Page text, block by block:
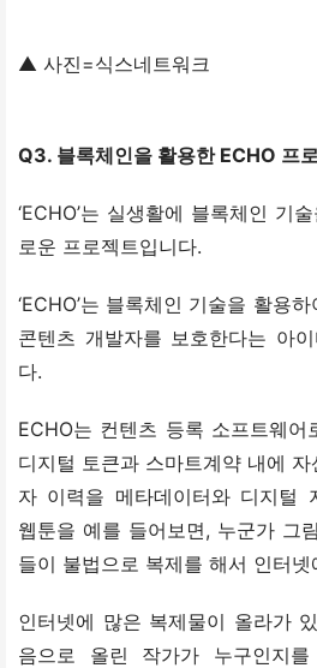
▲ 사진=식스네트워크
Q3. 블록체인을 활용한 ECHO 프
‘ECHO’는 실생활에 블록체인 기
로운 프로젝트입니다.
‘ECHO’는 블록체인 기술을 활용
콘텐츠 개발자를 보호한다는 아
다.
ECHO는 컨텐츠 등록 소프트웨어
디지털 토큰과 스마트계약 내에
자 이력을 메타데이터와 디지털
웹툰을 예를 들어보면, 누군가 그
들이 불법으로 복제를 해서 인터넷
인터넷에 많은 복제물이 올라가
음으로 올린 작가가 누구인지